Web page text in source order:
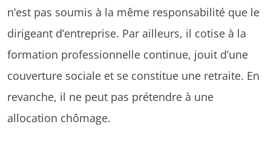
n’est pas soumis à la même responsabilité que le
dirigeant d’entreprise. Par ailleurs, il cotise à la
formation professionnelle continue, jouit d’une
couverture sociale et se constitue une retraite. En
revanche, il ne peut pas prétendre à une
allocation chômage.